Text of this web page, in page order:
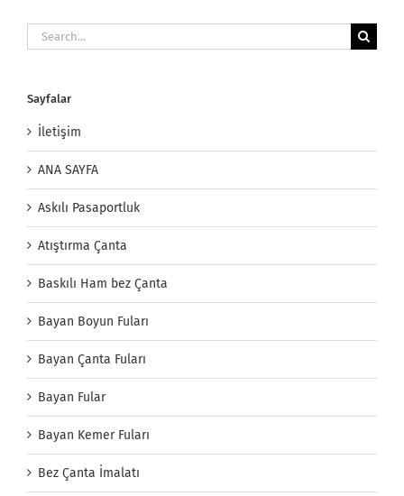
Search
for:
Sayfalar
İletişim
ANA SAYFA
Askılı Pasaportluk
Atıştırma Çanta
Baskılı Ham bez Çanta
Bayan Boyun Fuları
Bayan Çanta Fuları
Bayan Fular
Bayan Kemer Fuları
Bez Çanta İmalatı